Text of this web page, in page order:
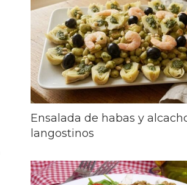
Ensalada de habas y
langostinos